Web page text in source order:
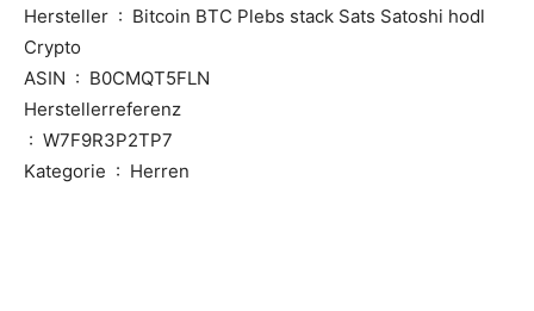
Hersteller ‏ : ‎ Bitcoin BTC Plebs stack Sats Satoshi hodl
Crypto
ASIN ‏ : ‎ B0CMQT5FLN
Herstellerreferenz
‏ : ‎ W7F9R3P2TP7
Kategorie ‏ : ‎ Herren